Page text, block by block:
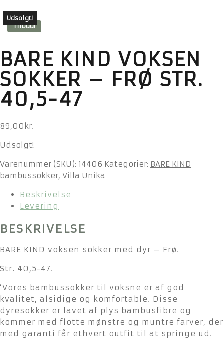
Udsolgt!
BARE KIND VOKSEN
SOKKER – FRØ STR.
40,5-47
89,00 kr.
Udsolgt!
Varenummer (SKU): 14406 Kategorier: BARE KIND
bambussokker, Villa Unika
Beskrivelse
Levering
BESKRIVELSE
BARE KIND voksen sokker med dyr – Frø.
Str. 40,5-47.
‘Vores bambussokker til voksne er af god
kvalitet, alsidige og komfortable. Disse
dyresokker er lavet af plys bambusfibre og
kommer med flotte mønstre og muntre farver, der
med garanti får ethvert outfit til at springe ud.
Tilbud!